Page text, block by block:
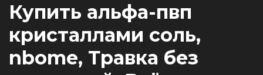
Купить альфа-пвп
кристаллами соль,
nbome, Травка без